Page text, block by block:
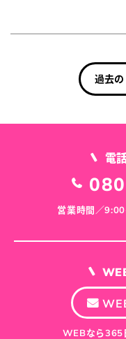
WEBなら
市・
町
過去
電
営業時間／
WEBなら365